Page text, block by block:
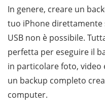
In genere, creare un
tuo iPhone direttamente
USB non è possibile.
perfetta per eseguire il
in particolare foto, video
un backup completo
computer.